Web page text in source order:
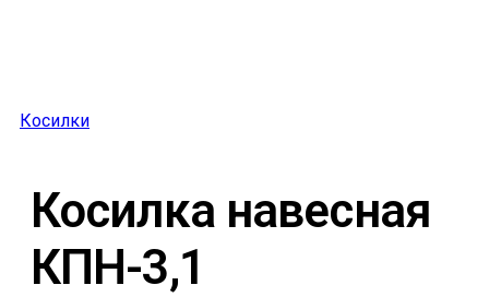
Косилки
Косилка навесная
КПН-3,1